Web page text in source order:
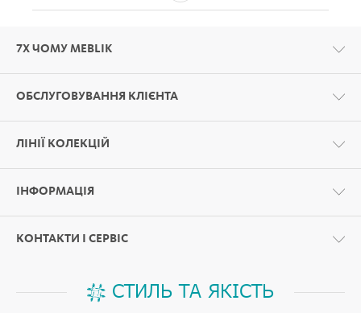
7Х ЧОМУ MEBLIK
ОБСЛУГОВУВАННЯ КЛІЄНТА
ЛІНІЇ КОЛЕКЦІЙ
ІНФОРМАЦІЯ
КОНТАКТИ І СЕРВІС
СТИЛЬ ТА ЯКІСТЬ